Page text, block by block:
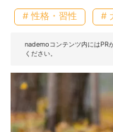
# 性格・習性 #
nademoコンテンツ内にはPR
ください。